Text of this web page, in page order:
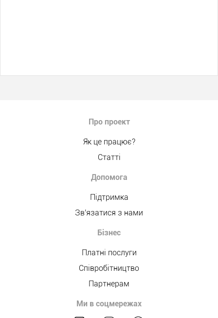
Про проект
Як це працює?
Статті
Допомога
Підтримка
Зв'язатися з нами
Бізнес
Платні послуги
Співробітництво
Партнерам
Ми в соцмережах